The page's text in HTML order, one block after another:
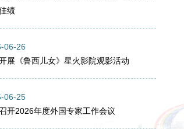
绩
06-26
展《鲁西儿女》星火影院观影活动
06-25
开2026年度外国专家工作会议